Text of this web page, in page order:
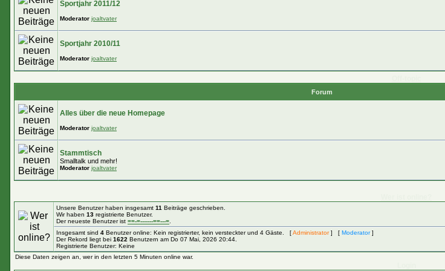
Sportjahr 2011/12
Moderator joaltvater
Sportjahr 2010/11
Moderator joaltvater
Forum
Alles über die neue Homepage
Moderator joaltvater
Stammtisch
Smalltalk und mehr!
Moderator joaltvater
Unsere Benutzer haben insgesamt 11 Beiträge geschrieben.
Wir haben 13 registrierte Benutzer.
Der neueste Benutzer ist ==-=-------==---=
Insgesamt sind 4 Benutzer online: Kein registrierter, kein versteckter und 4 Gäste. [Administrator] [ Moderator]
Der Rekord liegt bei 1622 Benutzern am Do 07 Mai, 2026 20:44.
Registrierte Benutzer: Keine
Diese Daten zeigen an, wer in den letzten 5 Minuten online war.